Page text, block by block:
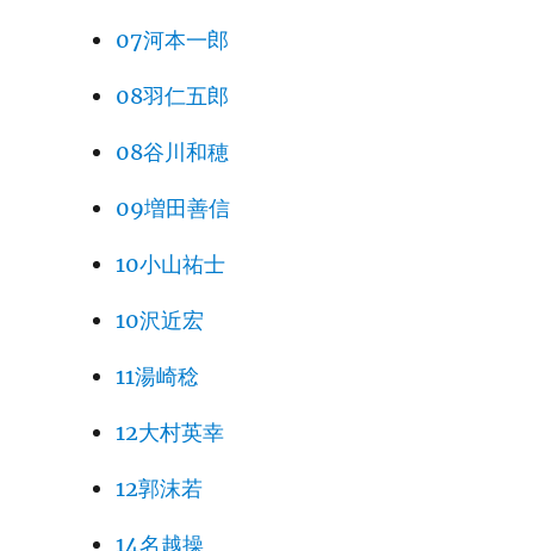
07河本一郎
08羽仁五郎
08谷川和穂
09増田善信
10小山祐士
10沢近宏
11湯崎稔
12大村英幸
12郭沫若
14名越操